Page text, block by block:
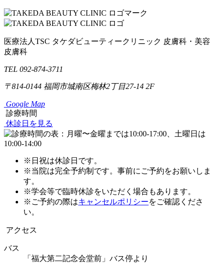
医療法人TSC タケダビューティークリニック 皮膚科・美容
皮膚科
TEL 092-874-3711
〒814-0144 福岡市城南区梅林2丁目27-14 2F
Google Map
診療時間
休診日を見る
※日祝は休診日です。
※当院は完全予約制です。事前にご予約をお願いしま
す。
※学会等で臨時休診をいただく場合もあります。
※ご予約の際はキャンセルポリシーをご確認くださ
い。
アクセス
バス
「福大第二記念会堂前」バス停より